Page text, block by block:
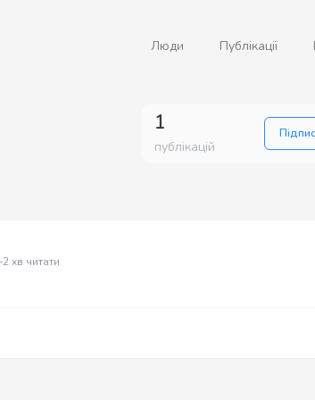
Люди Публікації
1
публікацій
2 хв читати